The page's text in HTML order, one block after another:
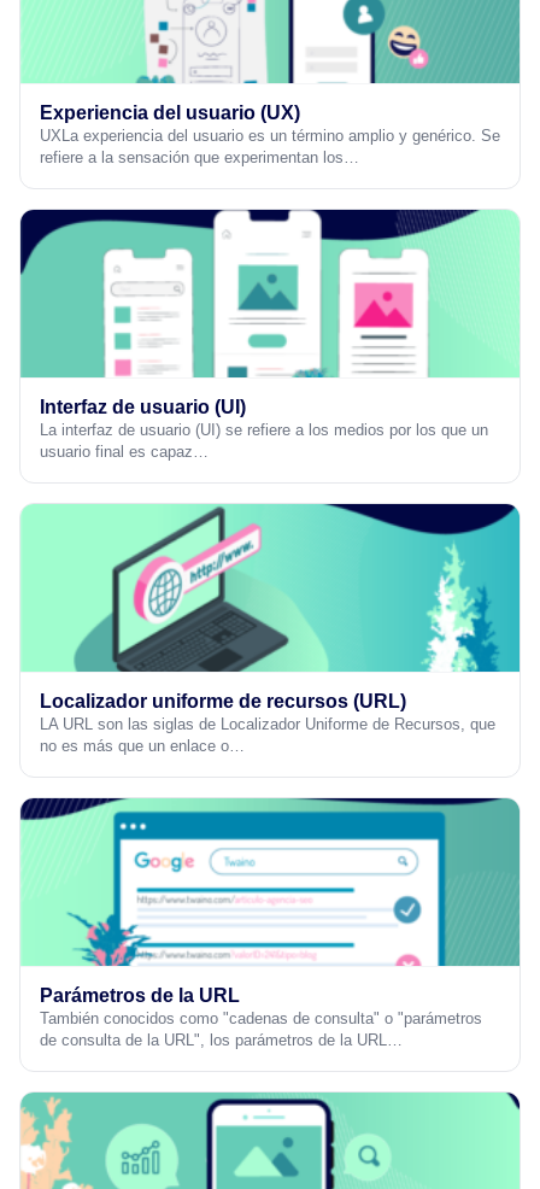
Experiencia del usuario (UX)
UXLa experiencia del usuario es un término amplio y genérico. Se
refiere a la sensación que experimentan los…
Interfaz de usuario (UI)
La interfaz de usuario (UI) se refiere a los medios por los que un
usuario final es capaz…
Localizador uniforme de recursos (URL)
LA URL son las siglas de Localizador Uniforme de Recursos, que
no es más que un enlace o…
Parámetros de la URL
También conocidos como "cadenas de consulta" o "parámetros
de consulta de la URL", los parámetros de la URL…